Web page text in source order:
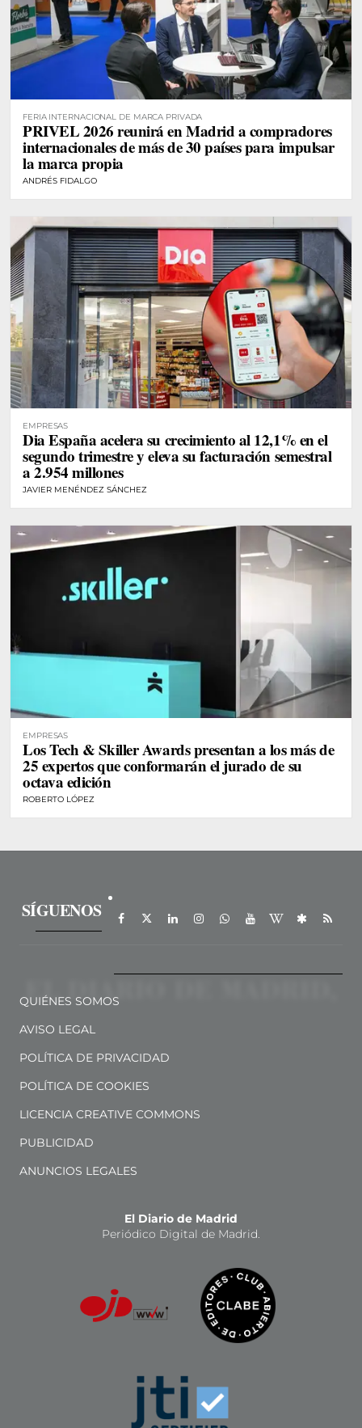
FERIA INTERNACIONAL DE MARCA PRIVADA
PRIVEL 2026 reunirá en Madrid a compradores
internacionales de más de 30 países para impulsar
la marca propia
ANDRÉS FIDALGO
EMPRESAS
Dia España acelera su crecimiento al 12,1% en el
segundo trimestre y eleva su facturación semestral
a 2.954 millones
JAVIER MENÉNDEZ SÁNCHEZ
EMPRESAS
Los Tech & Skiller Awards presentan a los más de
25 expertos que conformarán el jurado de su
octava edición
ROBERTO LÓPEZ
SÍGUENOS
QUIÉNES SOMOS
AVISO LEGAL
POLÍTICA DE PRIVACIDAD
POLÍTICA DE COOKIES
LICENCIA CREATIVE COMMONS
PUBLICIDAD
ANUNCIOS LEGALES
El Diario de Madrid
Periódico Digital de Madrid.